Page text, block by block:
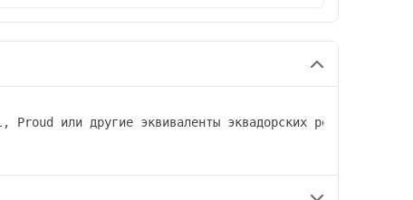
или другие эквиваленты эквадорских роз В букете